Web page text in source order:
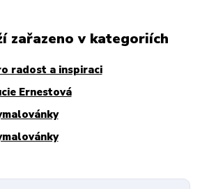
zařazeno v kategoriích
radost a inspiraci
Ernestová